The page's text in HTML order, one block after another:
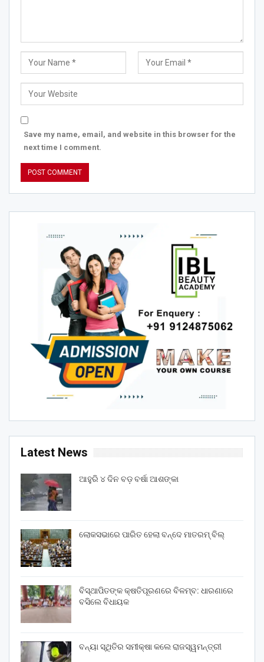
Save my name, email, and website in this browser for the
next time I comment.
Latest News
ଆହୁରି ୪ ଦିନ ବଡ଼ ବର୍ଷା ଆଶଙ୍କା
ଲୋକସଭାରେ ପାରିତ ହେଲା ବନ୍ଦେ ମାତରମ୍‌ ବିଲ୍‌
ବିସ୍ଥାପିତଙ୍କ କ୍ଷତିପୂରଣରେ ବିଳମ୍ବ: ଧାରଣାରେ
ବସିଲେ ବିଧାୟକ
ବନ୍ୟା ସ୍ଥିତିର ସମୀକ୍ଷା କଲେ ରାଜସ୍ୱମନ୍ତ୍ରୀ